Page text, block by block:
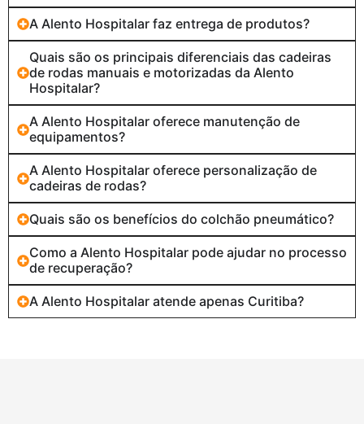
A Alento Hospitalar faz entrega de produtos?
Quais são os principais diferenciais das cadeiras
de rodas manuais e motorizadas da Alento
Hospitalar?
A Alento Hospitalar oferece manutenção de
equipamentos?
A Alento Hospitalar oferece personalização de
cadeiras de rodas?
Quais são os benefícios do colchão pneumático?
Como a Alento Hospitalar pode ajudar no processo
de recuperação?
A Alento Hospitalar atende apenas Curitiba?